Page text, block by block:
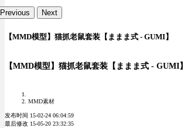
Previous Next
【MMD模型】猫抓老鼠套装【ままま式 - GUMI】
【MMD模型】猫抓老鼠套装【ままま式 - GUMI】
MMD素材
发布时间 15-02-24 06:04:59
最后修改 15-05-20 23:32:35